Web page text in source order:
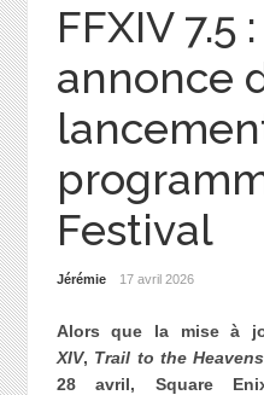
FFXIV 7.5
annonce
Festival
Jérémie 17 avril 2026
Alors que la mise à
XIV, Trail to the Heavens
28 avril, Square